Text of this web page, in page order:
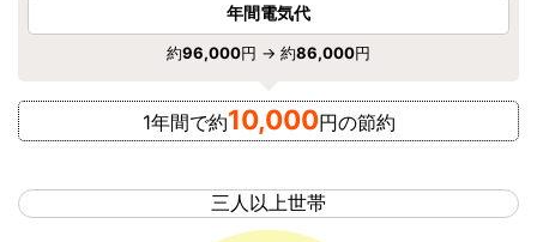
年間電気代
約96,000円 → 約86,000円
1年間で約10,000円の節約
三人以上世帯